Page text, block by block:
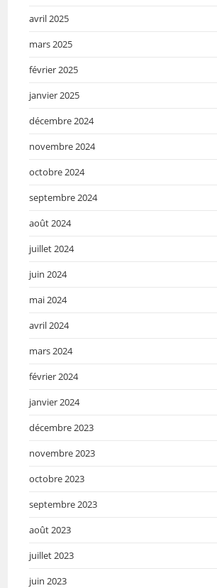
avril 2025
mars 2025
février 2025
janvier 2025
décembre 2024
novembre 2024
octobre 2024
septembre 2024
août 2024
juillet 2024
juin 2024
mai 2024
avril 2024
mars 2024
février 2024
janvier 2024
décembre 2023
novembre 2023
octobre 2023
septembre 2023
août 2023
juillet 2023
juin 2023